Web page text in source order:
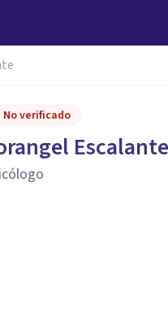
No verificado
Escalante